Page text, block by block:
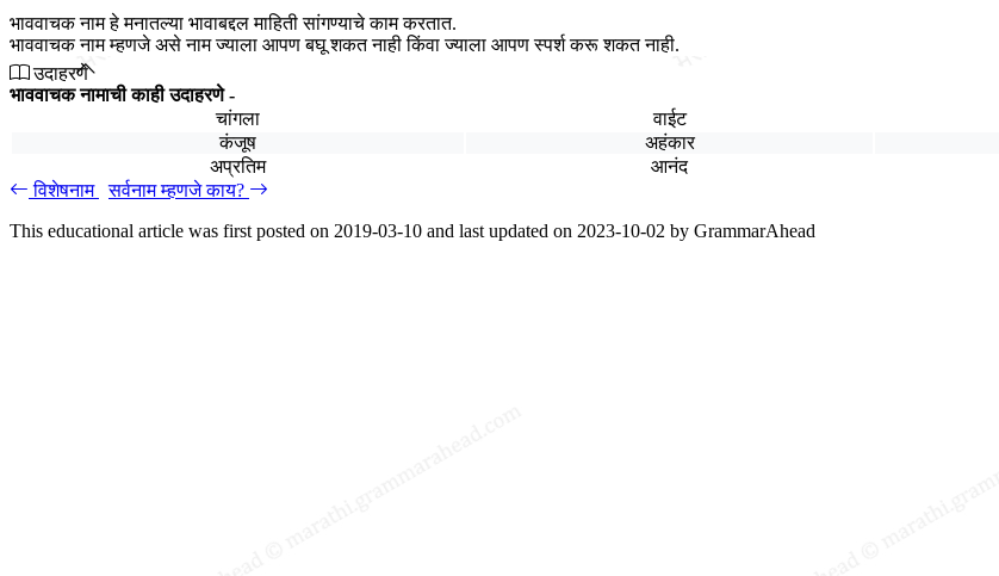
भाववाचक नाम हे मनातल्या भावाबद्दल माहिती सांगण्याचे काम करतात.
भाववाचक नाम म्हणजे असे नाम ज्याला आपण बघू शकत नाही किंवा ज्याला आपण स्पर्श करू शकत नाही.
उदाहरणे
भाववाचक नामाची काही उदाहरणे -
चांगला
वाईट
कंजूष
अहंकार
अप्रतिम
आनंद
विशेषनाम
सर्वनाम म्हणजे काय?
This educational article was first posted on 2019-03-10 and last updated on 2023-10-02 by GrammarAhead